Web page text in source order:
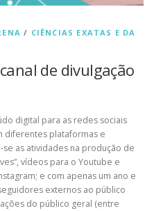
/ CIÊNCIAS EXATAS E DA
de divulgação
digital para as redes sociais
diferentes plataformas e
as atividades na produção de
vídeos para o Youtube e
e com apenas um ano e
externos ao público
do público geral (entre